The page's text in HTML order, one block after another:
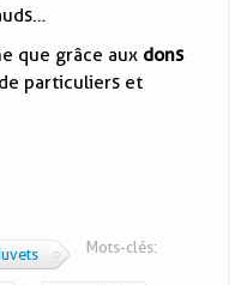
que grâce aux dons
particuliers et
Mots-clés: